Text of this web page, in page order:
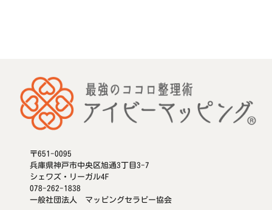
〒651-0095
兵庫県神戸市中央区旭通3丁目3-7
シェワズ・リーガル4F
078-262-1838
一般社団法人 マッピングセラピー協会